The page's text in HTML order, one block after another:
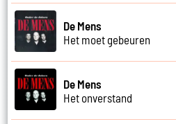
De Mens
Het moet gebeuren
De Mens
Het onverstand